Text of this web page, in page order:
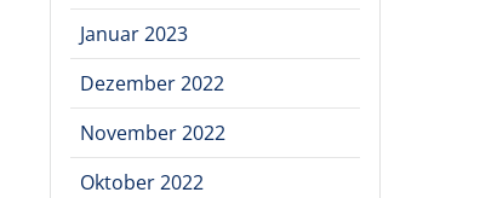
Januar 2023
Dezember 2022
November 2022
Oktober 2022